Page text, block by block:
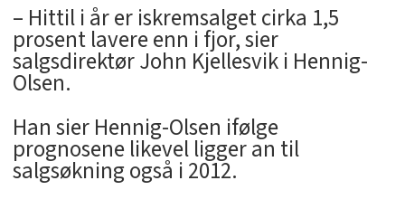
– Hittil i år er iskremsalget cirka 1,5
prosent lavere enn i fjor, sier
salgsdirektør John Kjellesvik i Hennig-
Olsen.
Han sier Hennig-Olsen ifølge
prognosene likevel ligger an til
salgsøkning også i 2012.